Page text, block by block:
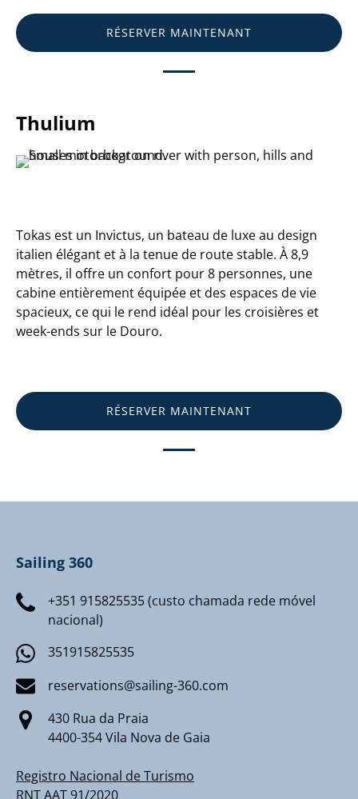
RÉSERVER MAINTENANT
Thulium
Tokas est un Invictus, un bateau de luxe au design
italien élégant et à la tenue de route stable. À 8,9
mètres, il offre un confort pour 8 personnes, une
cabine entièrement équipée et des espaces de vie
spacieux, ce qui le rend idéal pour les croisières et
week-ends sur le Douro.
RÉSERVER MAINTENANT
Sailing 360
+351 915825535 (custo chamada rede móvel
nacional)
351915825535
reservations@sailing-360.com
430 Rua da Praia
4400-354 Vila Nova de Gaia
Registro Nacional de Turismo
RNT AAT 91/2020